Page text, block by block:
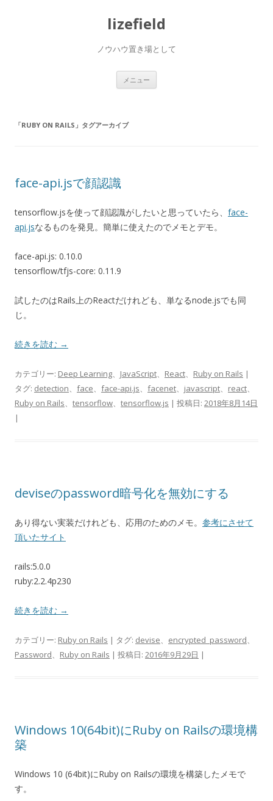
lizefield
ノウハウ置き場として
メニュー
「RUBY ON RAILS 」タグアーカイブ
face-api.jsで顔認識
tensorflow.jsを使って顔認識がしたいと思っていたら、 face-
api.jsなるものを発見。簡単に使えたのでメモとデモ。
face-api.js: 0.10.0
tensorflow/tfjs-core: 0.11.9
試したのはRails上のReactだけれども、単なるnode.jsでも同
じ。
続きを読む →
カテゴリー: Deep Learning、 JavaScript、 React、 Ruby on Rails |
タグ: detection、 face、 face-api.js、 facenet、 javascript、 react、
Ruby on Rails、 tensorflow、 tensorflow.js | 投稿日: 2018年8月14日
|
deviseのpassword暗号化を無効にする
あり得ない実装だけれども、応用のためのメモ。 参考にさせて
頂いたサイト
rails:5.0.0
ruby:2.2.4p230
続きを読む →
カテゴリー: Ruby on Rails | タグ: devise、 encrypted_password、
Password、 Ruby on Rails | 投稿日: 2016年9月29日 |
Windows 10(64bit)にRuby on Railsの環境構
築
Windows 10 (64bit)にRuby on Railsの環境を構築したメモで
す。